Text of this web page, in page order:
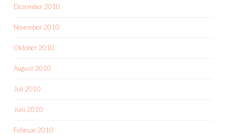
Dezember 2010
November 2010
Oktober 2010
August 2010
Juli 2010
Juni 2010
Februar 2010